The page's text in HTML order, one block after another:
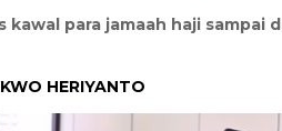
kawal para jamaah haji sampai
HERIYANTO